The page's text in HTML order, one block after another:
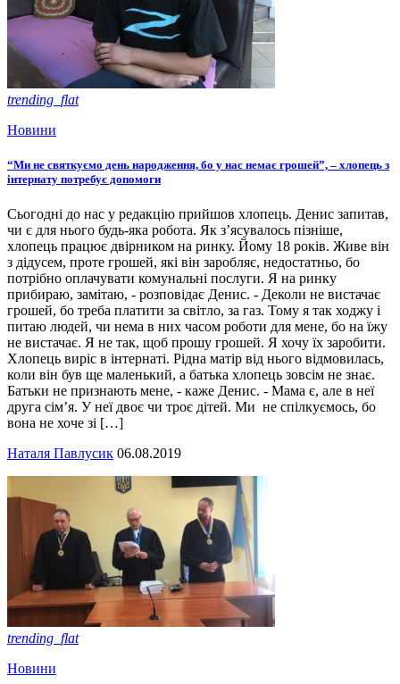
trending_flat
Новини
“Ми не святкуємо день народження, бо у нас немає грошей”, – хлопець з
інтернату потребує допомоги
Сьогодні до нас у редакцію прийшов хлопець. Денис запитав,
чи є для нього будь-яка робота. Як з’ясувалось пізніше,
хлопець працює двірником на ринку. Йому 18 років. Живе він
з дідусем, проте грошей, які він заробляє, недостатньо, бо
потрібно оплачувати комунальні послуги. Я на ринку
прибираю, замітаю, - розповідає Денис. - Деколи не вистачає
грошей, бо треба платити за світло, за газ. Тому я так ходжу і
питаю людей, чи нема в них часом роботи для мене, бо на їжу
не вистачає. Я не так, щоб прошу грошей. Я хочу їх заробити.
Хлопець виріс в інтернаті. Рідна матір від нього відмовилась,
коли він був ще маленький, а батька хлопець зовсім не знає.
Батьки не признають мене, - каже Денис. - Мама є, але в неї
друга сім’я. У неї двоє чи троє дітей. Ми не спілкуємось, бо
вона не хоче зі […]
Наталя Павлусик 06.08.2019
trending_flat
Новини